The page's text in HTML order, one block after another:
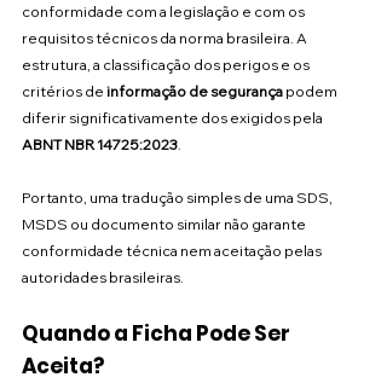
conformidade com a legislação e com os
requisitos técnicos da norma brasileira. A
estrutura, a classificação dos perigos e os
critérios de informação de segurança podem
diferir significativamente dos exigidos pela
ABNT NBR 14725:2023
Portanto, uma tradução simples de uma SDS,
MSDS ou documento similar não garante
conformidade técnica nem aceitação pelas
autoridades brasileiras.
Quando a Ficha Pode Ser
Aceita?